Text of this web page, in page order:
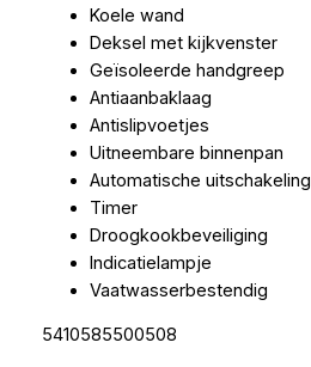
Koele wand
Deksel met kijkvenster
Geïsoleerde handgreep
Antiaanbaklaag
Antislipvoetjes
Uitneembare binnenpan
Automatische uitschakeling
Timer
Droogkookbeveiliging
Indicatielampje
Vaatwasserbestendig
5410585500508